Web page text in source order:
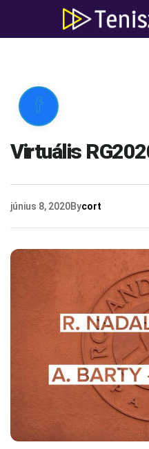

Virtuális
június 8, 2020Bycort